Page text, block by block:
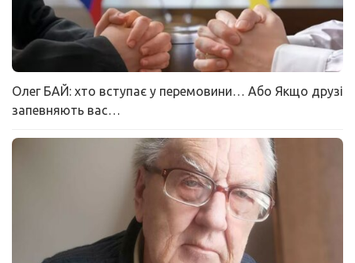
Олег БАЙ: хто вступає у перемовини… Або Якщо друзі
запевняють вас…